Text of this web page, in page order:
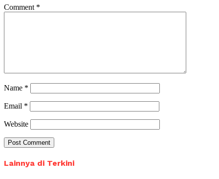
Comment *
Name *
Email *
Website
Lainnya di Terkini